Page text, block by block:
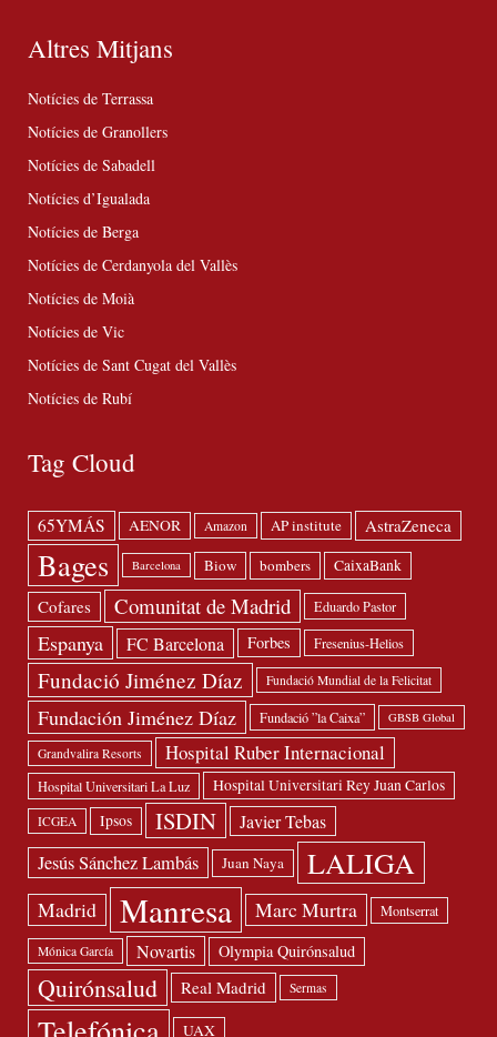
Altres Mitjans
Notícies de Terrassa
Notícies de Granollers
Notícies de Sabadell
Notícies d’Igualada
Notícies de Berga
Notícies de Cerdanyola del Vallès
Notícies de Moià
Notícies de Vic
Notícies de Sant Cugat del Vallès
Notícies de Rubí
Tag Cloud
65YMÁS AENOR Amazon AP institute AstraZeneca
Bages Barcelona Biow bombers CaixaBank
Cofares Comunitat de Madrid Eduardo Pastor
Espanya FC Barcelona Forbes Fresenius-Helios
Fundació Jiménez Díaz Fundació Mundial de la Felicitat
Fundación Jiménez Díaz Fundació ”la Caixa” GBSB Global
Grandvalira Resorts Hospital Ruber Internacional
Hospital Universitari La Luz Hospital Universitari Rey Juan Carlos
ICGEA Ipsos ISDIN Javier Tebas
Jesús Sánchez Lambás Juan Naya LALIGA
Madrid Manresa Marc Murtra Montserrat
Mónica García Novartis Olympia Quirónsalud
Quirónsalud Real Madrid Sermas
UAX